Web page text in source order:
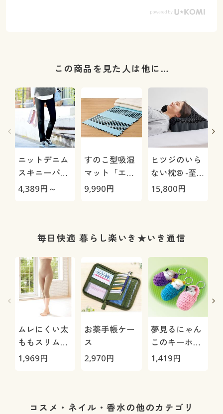
この商品を見た人は他に…
ニットデニム
スキニーパン
ツ(スマートニ
か・選べる4
濯機OK・1年
中はける)
4,389円～
すのこ型吸湿
マット「エア
ージョブ®」
9,990円
ヒツジのいら
ない枕® -至
極-
15,800円
毎日快適 暮らし楽いき★いき通信
ムレにくい太
ももスリムス
パッツ
1,969円
お薬手帳ケー
ス
2,970円
夢見るにゃん
このキーホル
ダー
1,419円
コスメ・ネイル・香水の他のカテゴリ